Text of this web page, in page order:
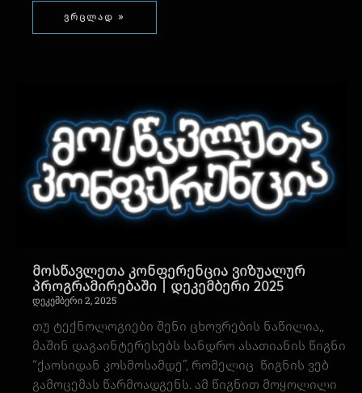
ვრცლად »
მოსწავლეთა კონფერენცია ვიზუალურ
პროგრამირებაში | დეკემბერი 2025
დეკემბერი 2, 2025
თუ ტექნოლოგიები შენი ცხოვრების ნაწილია,,
მაშინ დაგაინტერესებს სანდრო ასათიანის წიგნი
“ქაოსიდან კოსმოსამდე”, რომელიც წიგნის ვებ
გამოცემას წარმოადგენს. ამ წიგნით მოყოლილი